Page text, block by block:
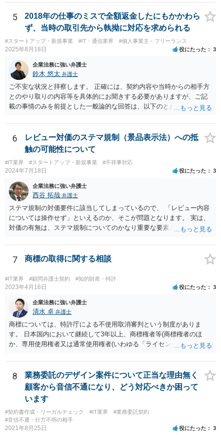
の合意がない限り、追加部分を含めたプログラムの著作権は原則とし
てベンダーに帰属します。利用者が費用を負担している場合でも、そ
れだけで著作権が利用者に移転するわけではありません。 一方、利用
者側に認められるのは通常、その追加機能を含むソフトウェアを契約
の範囲内で利用する権利（使用許諾）にとどまることが多く、その具
体的な範囲は契約内容によって決まります。たとえば、当該利用者の
みが使用できるのか、ベンダーが他の顧客にも同様の機能を提供でき
るのか、といった点は契約によって調整されるのが一般的です。 ま
た、契約で特別の定めを設けることにより、追加機能の著作権を利用
者に帰属させる、あるいはベンダーに帰属させつつ利用者に独占的な
使用権を認めるといった整理をすることも可能です。 したがって、費
用負担のみをもって著作権の帰属が決まるものではなく、著作物を創
作した主体と、当事者間の契約内容によって決まると考えられます。
5
2018年の仕事のミスで全額返金したにもかかわら
ず、当時の取引先から執拗に対応を求められる
#スタートアップ・新規事業 #IT・通信業界 #個人事業主・フリーランス
2025年8月18日 役にたった 3
企業法務に強い弁護士
鈴木 悠太 弁護士
ご不安な状況と拝察します。 正確には、契約内容や当時からの相手方
とのやり取りの内容等を具体的にお聞きする必要がありますが、ご記
載の事情のみを前提とした一般論的な回答は、以下のとおりです。 ①
前の商事消滅時効、不法行為消滅時効）にかかっている可能性が高い
です。 ②相手方の報告要求については、法的には従う義務はないでし
ょう。 ③すでに対応は完了しており、もし相手方から今後具体的な法
的請求ないし措置がなされれば改めて検討するという方針でもよいよ
うに思われます。
6
レビュー対価のステマ規制（景品表示法）への抵
触の可能性について
#IT業界 #スタートアップ・新規事業 #不祥事対応
2024年7月18日 役にたった 3
企業法務に強い弁護士
西谷 拓哉 弁護士
ステマ規制の対価要件に該当してしまっているので、 「レビュー内容
については操作せず」といえるのか、そこが問題となります。 実は、
対価の有無は、ステマ規制についてのかなり重要な要素となります。
とを条件に割り引くサービスを提供していたケースですが、 明示的に
高評価と指示していなくても、全件報酬を支払うことを約してレビュ
ーをさせるということになれば、結局はそれはレビュー内容について
事業者が関与していると評価され「事業者による表示（広告）」と判
断される余地は残るといえるでしょう。 あくまで、自身の嗜好に基づ
るのです。 ※消費者庁のステマ規制の運用ガイドラインであるhttps://
www.caa.go.jp/policies/policy/representation/fair_labeling/guideline/ass
ets/representation_cms216_230328_03.pdf の５頁（イ）、２（１）参
照
7 商標の取得に関する相談
#IT業界 #顧問弁護士契約 #知的財産・特許
2023年4月16日 役にたった 3
企業法務に強い弁護士
清水 卓 弁護士
商標については、特許庁による不使用取消審判という制度がありま
す。 日本国内において継続して3年以上、商標権者等(商標権者のほ
か、専用使用権者又は通常使用権者(いわゆる「ライセンシー」)が、指
も、その指定商品・指定役務に関する商標登録を取り消すことについ
て、審判を請求することができます(商標法第50条第1項)。 また、登録
商標を有する企業から対象となる商標権を譲り受ける方法もあり得ま
す。 いずれにしても、詳しい事情に基づく判断を要するご事案かと思
われますので、一度、商標権に詳しい弁護士や弁理士に直接相談の
上、今後の方針の検討をなさってみるとよろしいかと思います。
8
業務委託のデザイン案件について正当な理由無く
顧客から音信不通になり、どう対応べきか困って
います
#契約書作成・リーガルチェック #IT業界
#業務委託契約
#音信不通・行方不明の相手
2021年8月25日 役にたった 3